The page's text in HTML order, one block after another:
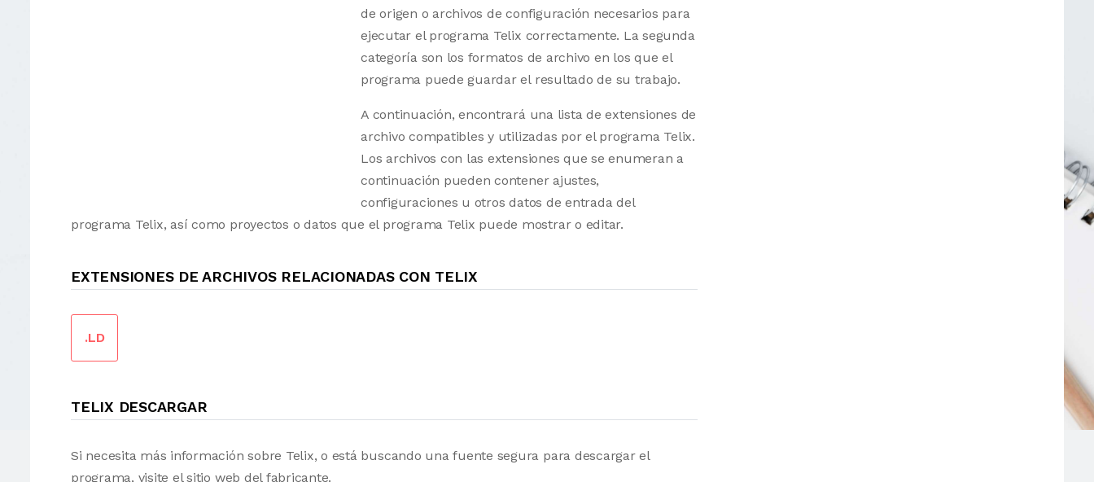
de origen o archivos de configuración necesarios para
ejecutar el programa Telix correctamente. La segunda
categoría son los formatos de archivo en los que el
programa puede guardar el resultado de su trabajo.
A continuación, encontrará una lista de extensiones de
archivo compatibles y utilizadas por el programa Telix.
Los archivos con las extensiones que se enumeran a
continuación pueden contener ajustes,
configuraciones u otros datos de entrada del
programa Telix, así como proyectos o datos que el programa Telix puede mostrar o editar.
EXTENSIONES DE ARCHIVOS RELACIONADAS CON TELIX
.LD
TELIX DESCARGAR
Si necesita más información sobre Telix, o está buscando una fuente segura para descargar el
programa, visite el sitio web del fabricante.